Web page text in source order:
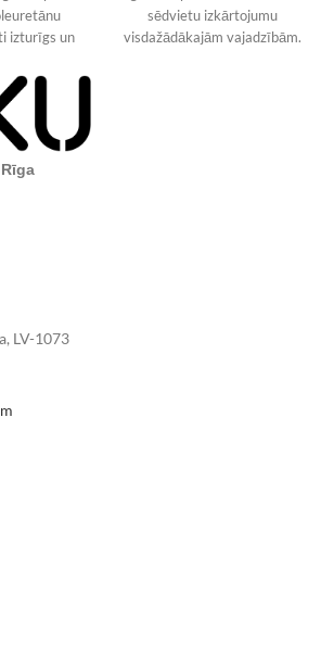
izturīgs un
sēdvietu izkārtojumu
visdažādākajām vajadzībām.
LV-1073